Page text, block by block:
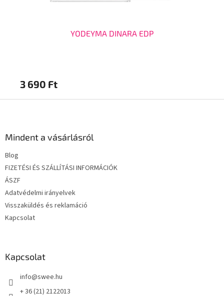
YODEYMA DINARA EDP
3 690 Ft
Mindent a vásárlásról
Blog
FIZETÉSI ÉS SZÁLLÍTÁSI INFORMÁCIÓK
ÁSZF
Adatvédelmi irányelvek
Visszaküldés és reklamáció
Kapcsolat
Kapcsolat
info@swee.hu
+ 36 (21) 2122013